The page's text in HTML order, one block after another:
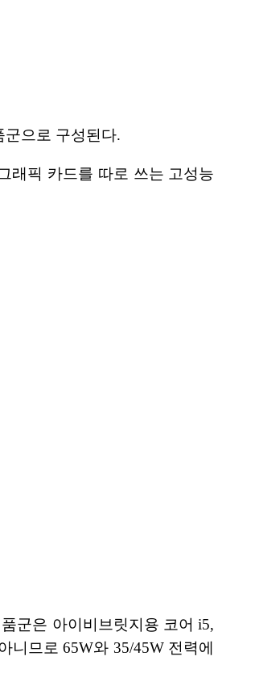
군으로 구성된다.
래픽 카드를 따로 쓰는 고성능
군은 아이비브릿지용 코어 i5,
니므로 65W와 35/45W 전력에